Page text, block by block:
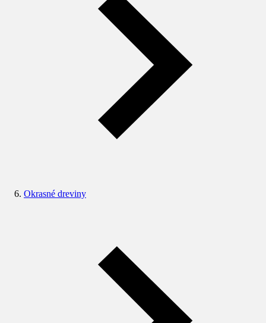
Okrasné dreviny